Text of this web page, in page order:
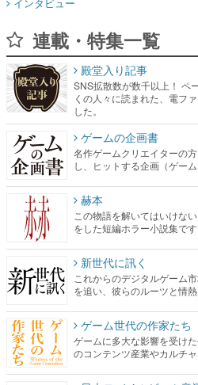
くの人々に読まれた、電フ
した。
ゲームの企画書
名作ゲームクリエイターの
し、ヒットする企画（ゲー
赫本
この物語を解いてはいけな
をした短編ホラー小説集です
新世代に訊く
これからのデジタルゲーム
を追い、彼らのルーツと情熱
ゲーム世代の作家たち
ゲームに多大な影響を受け
のコンテンツ産業やカルチ
日本モバイルゲーム産
日本のモバイルゲーム史に
網羅するほか、開発者への